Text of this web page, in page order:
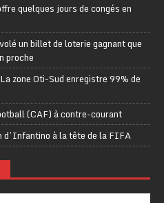
quelques jours de congés en
un billet de loterie gagnant que
proche
zone Oti-Sud enregistre 99% de
(CAF) à contre-courant
d’Infantino à la tête de la FIFA